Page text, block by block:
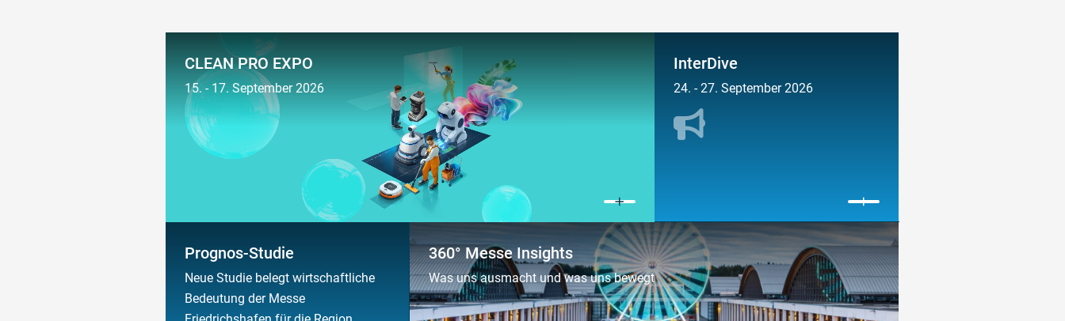
CLEAN PRO EXPO
15. - 17. September 2026
InterDive
24. - 27. September 2026
Prognos-Studie
Neue Studie belegt wirtschaftliche
Bedeutung der Messe
360° Messe Insights
Was uns ausmacht und was uns bewegt